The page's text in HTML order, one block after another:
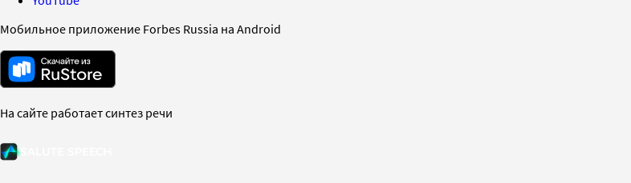
Мобильное приложение Forbes Russia на Android
На сайте работает синтез речи